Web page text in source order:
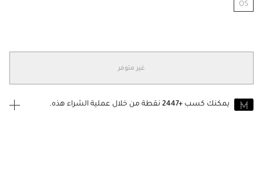
OS
غير متوفر
يمكنك كسب +2447
نقطة من خلال عملية الشراء هذه.